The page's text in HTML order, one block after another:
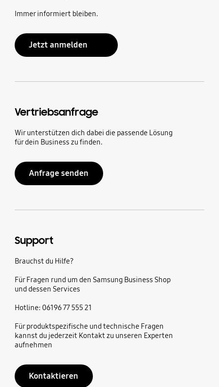
Immer informiert bleiben.
Jetzt anmelden
Vertriebsanfrage
Wir unterstützen dich dabei die passende Lösung
für dein Business zu finden.
Anfrage senden
Support
Brauchst du Hilfe?
Für Fragen rund um den Samsung Business Shop
und dessen Services
Hotline: 06196 77 555 21
Für produktspezifische und technische Fragen
kannst du jederzeit Kontakt zu unseren Experten
aufnehmen
Kontaktieren